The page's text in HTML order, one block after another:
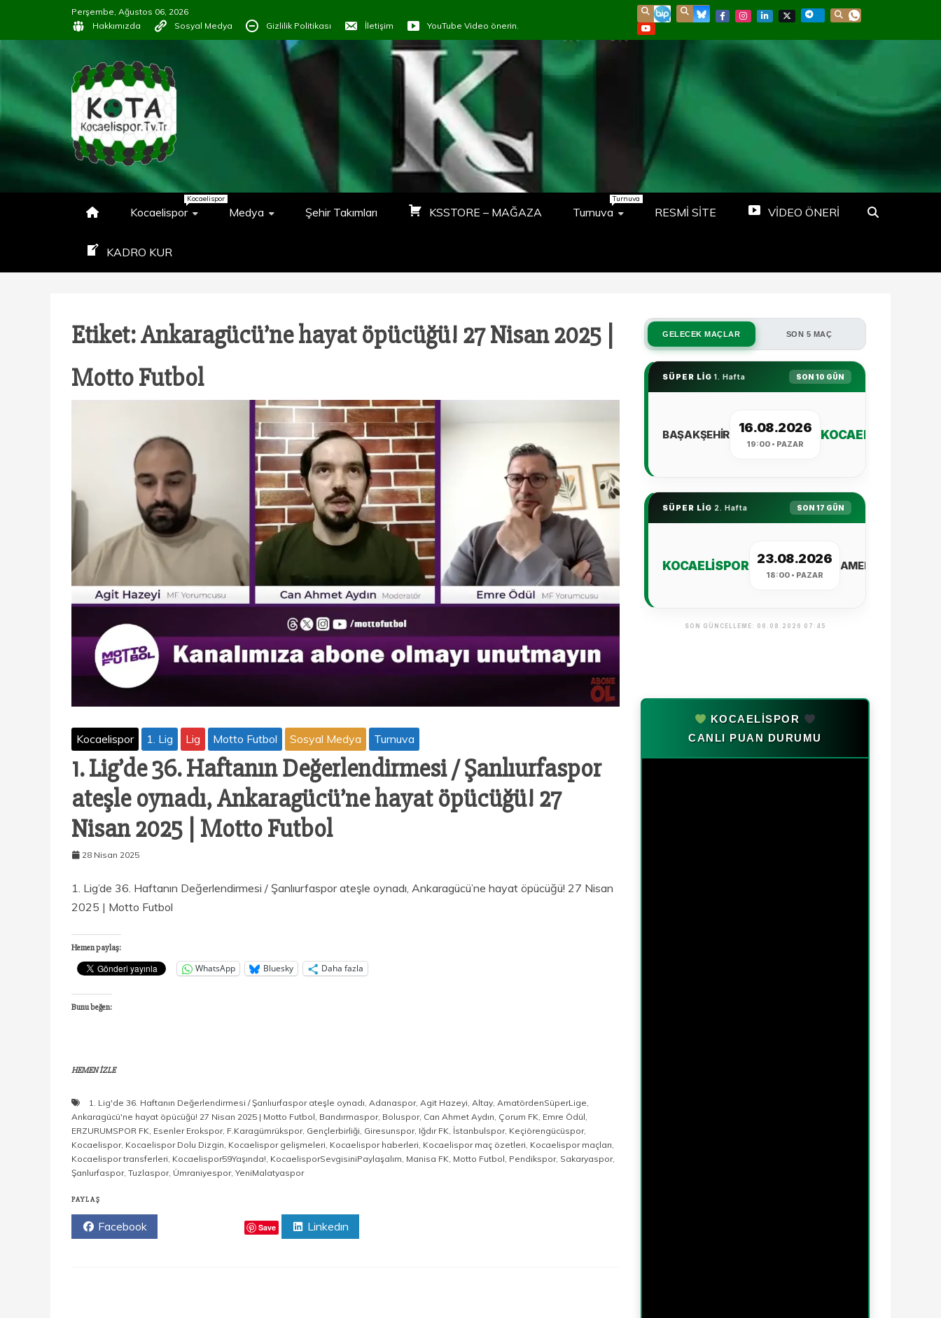
Perşembe, Ağustos 06, 2026
Hakkımızda
Sosyal Medya Gizlilik Politikası İletişim YouTube Video önerin.
KOCAELISPORTVTR
#KOCAELISPORSEVGISINIPAYLAŞALIM
Kocaelispor
Kocaelispor
Medya Şehir Takımları KSSTORE – MAĞAZA Turnuva
Turnuva
RESMİ SİTE VİDEO ÖNERİ
KADRO KUR
Etiket:Ankaragücü’ne hayat öpücüğü! 27 Nisan 2025 |
Motto Futbol
Kocaelispor 1. Lig Lig Motto Futbol Sosyal Medya Turnuva
1. Lig’de 36. Haftanın Değerlendirmesi / Şanlıurfaspor
ateşle oynadı, Ankaragücü’ne hayat öpücüğü! 27
Nisan 2025 | Motto Futbol
28 Nisan 2025
1. Lig’de 36. Haftanın Değerlendirmesi / Şanlıurfaspor ateşle oynadı, Ankaragücü’ne hayat öpücüğü! 27 Nisan
2025 | Motto Futbol
Hemen paylaş:
WhatsApp Bluesky Daha fazla
Bunu beğen:
HEMEN İZLE
1. Lig'de 36. Haftanın Değerlendirmesi / Şanlıurfaspor ateşle oynadı Adanaspor, Agit Hazeyi Altay AmatördenSüperLige
Ankaragücü'ne hayat öpücüğü! 27 Nisan 2025 | Motto Futbol Bandırmaspor, Boluspor, Can Ahmet Aydın Çorum FK Emre Ödül
ERZURUMSPOR FK Esenler Erokspor, F.Karagümrükspor, Gençlerbirliği Giresunspor, Iğdır FK İstanbulspor, Keçiörengücüspor,
Kocaelispor, Kocaelispor Dolu Dizgin Kocaelispor gelişmeleri Kocaelispor haberleri Kocaelispor maç özetleri Kocaelispor maçları
Kocaelispor transferleri Kocaelispor59Yaşında! KocaelisporSevgisiniPaylaşalım Manisa FK Motto Futbol Pendikspor, Sakaryaspor,
Şanlurfaspor, Tuzlaspor, Ümraniyespor, YeniMalatyaspor
PAYLAŞ
Facebook Save Linkedın
KOCAELİSPOR
CANLI PUAN DURUMU